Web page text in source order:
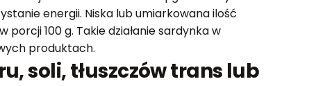
energii. Niska lub umiarkowana ilość
100 g. Takie działanie sardynka w
produktach.
soli, tłuszczów trans lub